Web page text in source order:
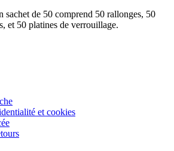
sachet de 50 comprend 50 rallonges, 50
et 50 platines de verrouillage.
et cookies